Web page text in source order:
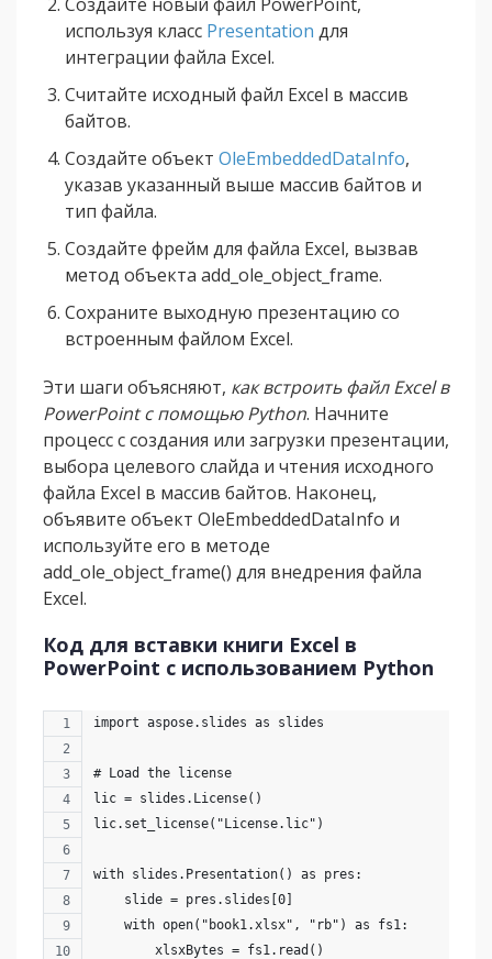
используя класс Presentation для
интеграции файла Excel.
Считайте исходный файл Excel в массив
байтов.
Создайте объект OleEmbeddedDataInfo,
указав указанный выше массив байтов и
тип файла.
Создайте фрейм для файла Excel, вызвав
метод объекта add_ole_object_frame.
Сохраните выходную презентацию со
встроенным файлом Excel.
Эти шаги объясняют, как встроить файл Excel в
PowerPoint с помощью Python. Начните
процесс с создания или загрузки презентации,
выбора целевого слайда и чтения исходного
файла Excel в массив байтов. Наконец,
объявите объект OleEmbeddedDataInfo и
используйте его в методе
add_ole_object_frame() для внедрения файла
Excel.
Код для вставки книги Excel в
PowerPoint с использованием Python
import aspose.slides as slides
# Load the license
lic = slides.License()
lic.set_license("License.lic")
with slides.Presentation() as pres:
    slide = pres.slides[0]
    with open("book1.xlsx", "rb") as fs1:
        xlsxBytes = fs1.read()